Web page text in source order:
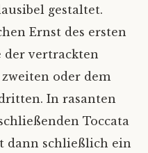
gestaltet.
Ernst des ersten
der vertrackten
oder dem
In rasanten
Toccata
dann schließlich ein